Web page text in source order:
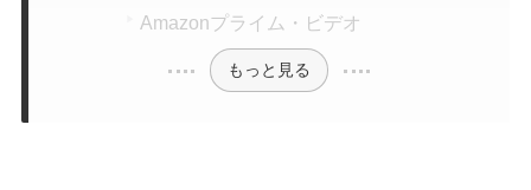
Amazonプライム・ビデオ
もっと見る